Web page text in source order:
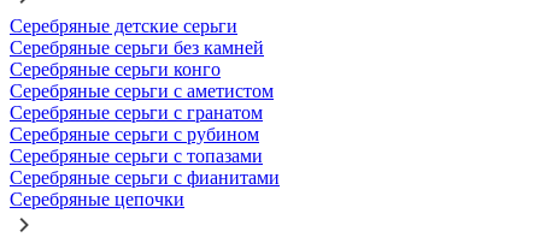
Серебряные детские серьги
Серебряные серьги без камней
Серебряные серьги конго
Серебряные серьги с аметистом
Серебряные серьги с гранатом
Серебряные серьги с рубином
Серебряные серьги с топазами
Серебряные серьги с фианитами
Серебряные цепочки